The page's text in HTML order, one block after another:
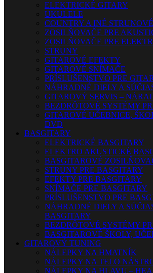
ELEKTRICKÉ GITARY
UKULELE
COUNTRY A INÉ
ZOSILŇOVAČE PRE
ZOSILŇOVAČE PRE
STRUNY
GITAROVÉ EFEKTY
GITAROVÉ SNÍMAČE
PRÍSLUŠENSTVO PRE
NÁHRADNÉ DIELY A
GITAROVÝ SERVIS –
BEZDRÔTOVÉ SYSTÉMY
GITAROVÉ UČEBNICE,
DVD
BASGITARY
ELEKTRICKÉ BASGITARY
ELEKTRO AKUSTICKÉ
BASGITAROVÉ
STRUNY PRE BASGITARY
EFEKTY PRE BASGITARY
SNÍMAČE PRE BASGITARY
PRÍSLUŠENSTVO PRE
NÁHRADNÉ DIELY A
BASGITARY
BEZDRÔTOVÉ SYSTÉMY
BASGITAROVÉ ŠKOLY,
GITAROVÝ TUNING
NÁLEPKY NA HMATNÍK
NÁLEPKY NA TELO
NÁLEPKY NA HLAVU –